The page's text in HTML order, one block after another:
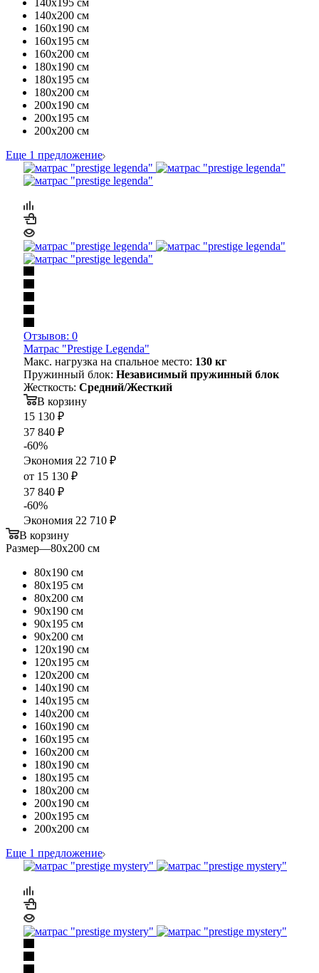
140х200 см
160х190 см
160х195 см
160х200 см
180х190 см
180х195 см
180х200 см
200х190 см
200х195 см
200х200 см
Еще 1 предложение
Отзывов: 0
Матрас "Prestige Legenda"
Макс. нагрузка на спальное место: 130 кг
Пружинный блок: Независимый пружинный блок
Жесткость: Средний/Жесткий
В корзину
15 130 ₽
37 840 ₽
-60%
Экономия 22 710 ₽
от 15 130 ₽
37 840 ₽
-60%
Экономия 22 710 ₽
В корзину
Размер—80х200 см
80х190 см
80х195 см
80х200 см
90х190 см
90х195 см
90х200 см
120х190 см
120х195 см
120х200 см
140х190 см
140х195 см
140х200 см
160х190 см
160х195 см
160х200 см
180х190 см
180х195 см
180х200 см
200х190 см
200х195 см
200х200 см
Еще 1 предложение